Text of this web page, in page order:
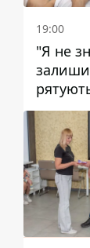
19:00
"Я не
мати